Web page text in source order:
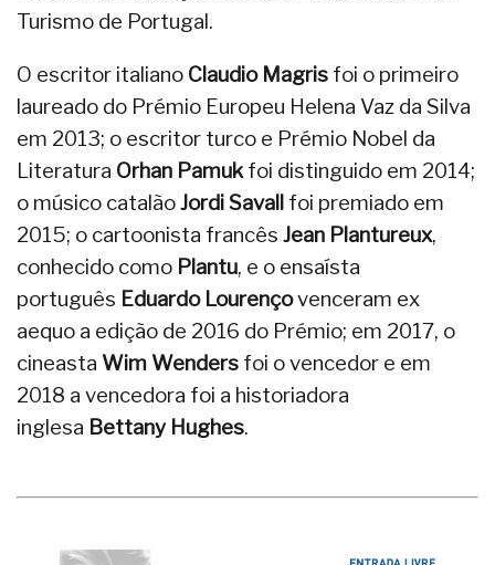
Turismo de Portugal.
O escritor italiano Claudio Magris foi o primeiro
laureado do Prémio Europeu Helena Vaz da Silva
em 2013; o escritor turco e Prémio Nobel da
Literatura Orhan Pamukfoi distinguido em 2014;
o músico catalãoJordi Savall foi premiado em
2015; o cartoonista francês Jean Plantureux,
conhecido como Plantu, e o ensaísta
português Eduardo Lourençovenceram ex
aequo a edição de 2016 do Prémio; em 2017, o
cineasta Wim Wenders foi o vencedor e em
2018 a vencedora foi a historiadora
inglesa Bettany Hughes.